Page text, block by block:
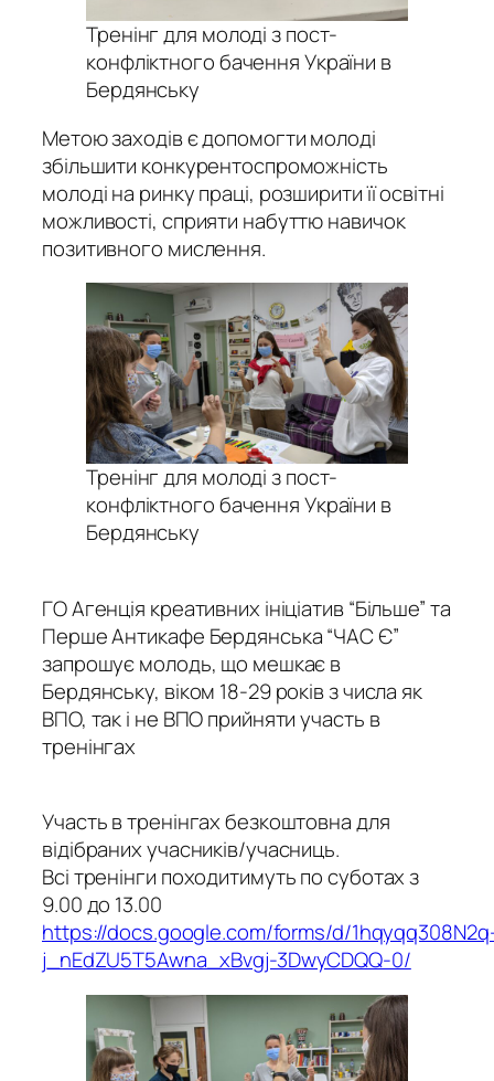
Тренінг для молоді з пост-
конфліктного бачення України в
Бердянську
Метою заходів є допомогти молоді
збільшити конкурентоспроможність
молоді на ринку праці, розширити її освітні
можливості, сприяти набуттю навичок
позитивного мислення.
Тренінг для молоді з пост-
конфліктного бачення України в
Бердянську
ГО Агенція креативних ініціатив “Більше” та
Перше Антикафе Бердянська “ЧАС Є”
запрошує молодь, що мешкає в
Бердянську, віком 18-29 років з числа як
ВПО, так і не ВПО прийняти участь в
тренінгах
Участь в тренінгах безкоштовна для
відібраних учасників/учасниць.
Всі тренінги походитимуть по суботах з
9.00 до 13.00
https://docs.google.com/forms/d/
j_nEdZU5T5Awna_xBvgj-3DwyCDQQ-0/